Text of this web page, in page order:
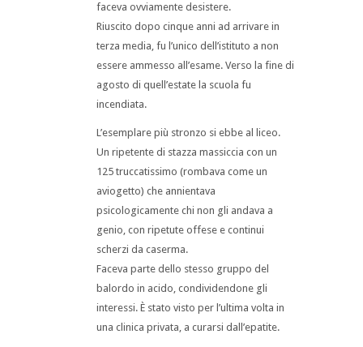
faceva ovviamente desistere.
Riuscito dopo cinque anni ad arrivare in
terza media, fu l’unico dell’istituto a non
essere ammesso all’esame. Verso la fine di
agosto di quell’estate la scuola fu
incendiata.
L’esemplare più stronzo si ebbe al liceo.
Un ripetente di stazza massiccia con un
125 truccatissimo (rombava come un
aviogetto) che annientava
psicologicamente chi non gli andava a
genio, con ripetute offese e continui
scherzi da caserma.
Faceva parte dello stesso gruppo del
balordo in acido, condividendone gli
interessi. È stato visto per l’ultima volta in
una clinica privata, a curarsi dall’epatite.